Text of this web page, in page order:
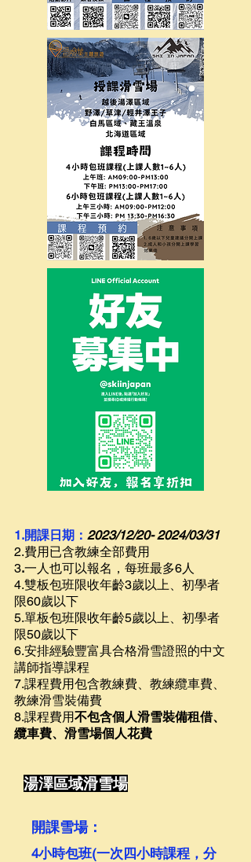
1.開課日期： 2023/12/20- 2024/03/31
2.費用已含教練全部費用
​3.一人也可以報名，每班最多6人
4.雙板包班限收年齡3歲以上、初學者
限60歲以下
5.單板包班限收年齡5歲以上、初學者
限50歲以下
6.安排經驗豐富具合格滑雪證照的中文
講師指導課程
7.課程費用包含教練費、教練纜車費、
教練滑雪裝備費
8.課程費用不包含個人滑雪裝備租借、
纜車費、滑雪場個人花費
湯澤區域滑雪場
開課雪場：
4小時包班(一次四小時課程，分